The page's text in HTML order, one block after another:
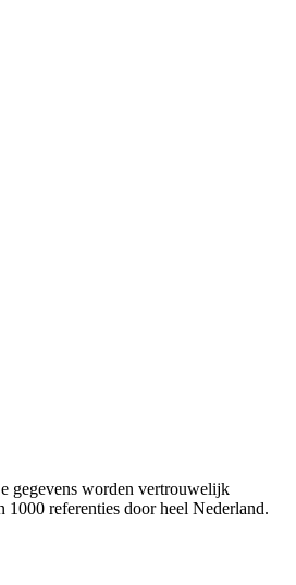
gegevens worden vertrouwelijk
1000 referenties door heel Nederland.